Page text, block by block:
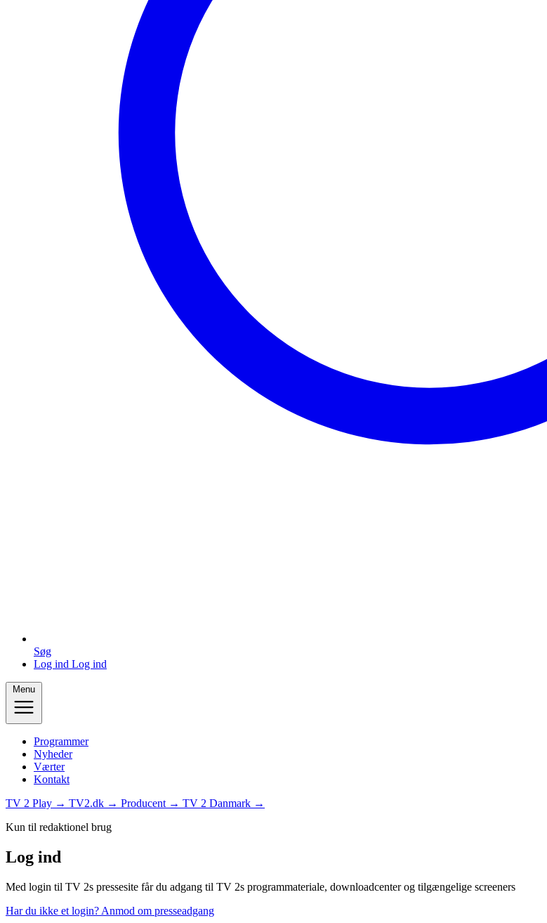
Søg
Log ind Log ind
Menu
Programmer
Nyheder
Værter
Kontakt
TV 2 Play → TV2.dk → Producent → TV 2 Danmark →
Kun til redaktionel brug
Log ind
Med login til TV 2s pressesite får du adgang til TV 2s programmateriale, downloadcenter og tilgængelige screeners
Har du ikke et login? Anmod om presseadgang